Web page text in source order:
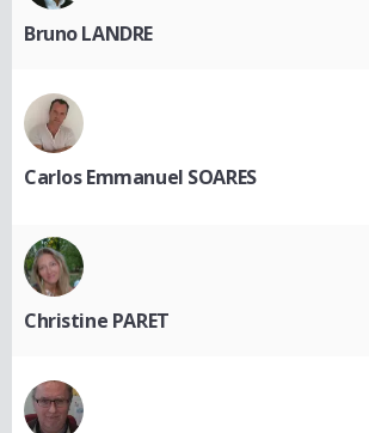
Bruno LANDRE
Carlos Emmanuel SOARES
Christine PARET